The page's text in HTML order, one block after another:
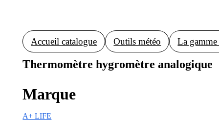
Accueil catalogue Outils météo La
Thermomètre hygromètre analogique
Marque
A+ LIFE